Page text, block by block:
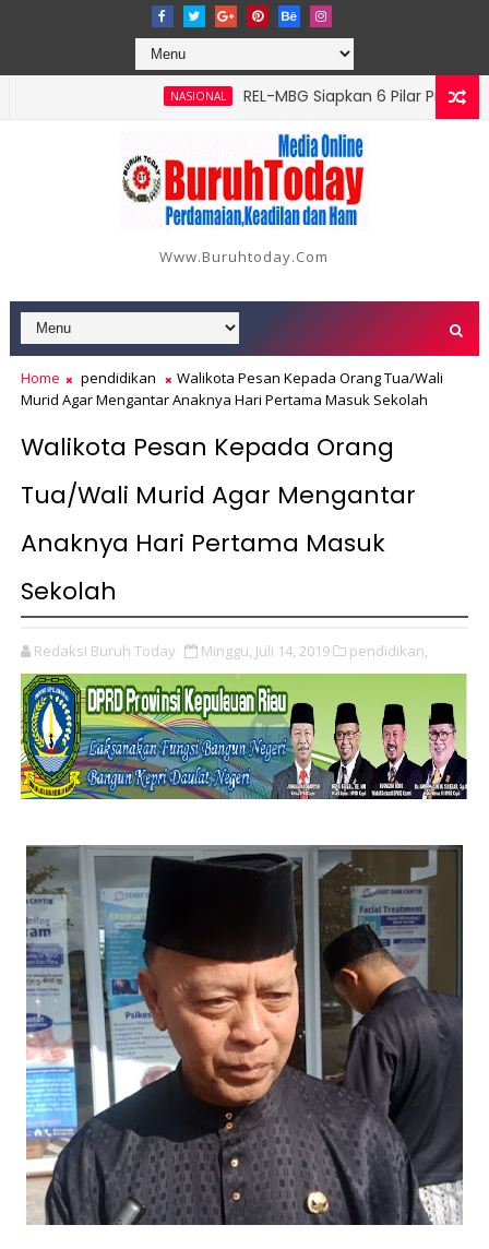
NASIONAL
‎REL-MBG Siapkan 6 Pilar Program
Serangan, Hutama Karya Uji Coba Contraflow di KM 55
Www.buruhtoday.com
Home pendidikan
Walikota Pesan Kepada Orang Tua/Wali
Murid Agar Mengantar Anaknya Hari Pertama Masuk Sekolah
Walikota Pesan Kepada Orang
Tua/Wali Murid Agar Mengantar
Anaknya Hari Pertama Masuk
Sekolah
Redaksi Buruh Today Minggu, Juli 14, 2019 pendidikan,